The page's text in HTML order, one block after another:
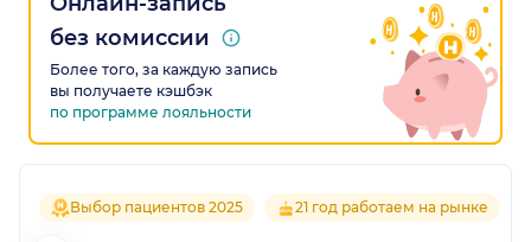
без комиссии
Более того, за каждую запись
вы получаете кэшбэк
по программе лояльности
Выбор пациентов 2025 21 год работаем на рынке